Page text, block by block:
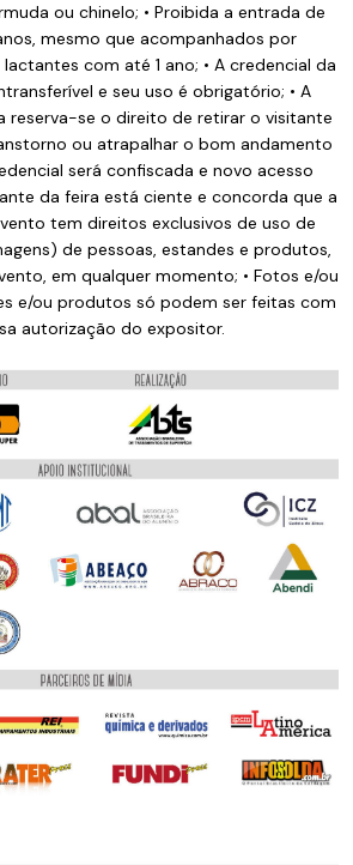
ou chinelo; • Proibida a entrada de
mesmo que acompanhados por
com até 1 ano; • A credencial da
e seu uso é obrigatório; • A
reserva-se o direito de retirar o visitante
ou atrapalhar o bom andamento
será confiscada e novo acesso
da feira está ciente e concorda que a
tem direitos exclusivos de uso de
de pessoas, estandes e produtos,
em qualquer momento; • Fotos e/ou
e/ou produtos só podem ser feitas com
autorização do expositor.